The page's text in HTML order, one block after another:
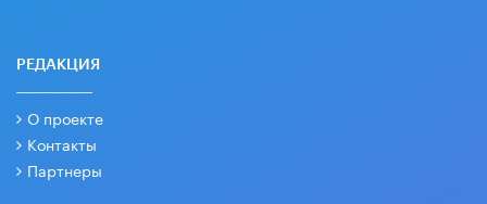
РЕДАКЦИЯ
О проекте
Контакты
Партнеры